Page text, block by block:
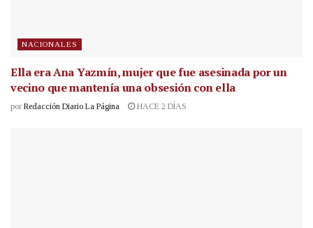
NACIONALES
Ella era Ana Yazmín, mujer que fue asesinada por un
vecino que mantenía una obsesión con ella
por Redacción Diario La Página HACE 2 DÍAS